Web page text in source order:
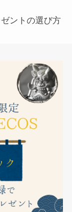
ントの選び方